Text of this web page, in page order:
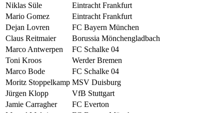
Niklas Süle
Eintracht Frankfurt
Mario Gomez
Eintracht Frankfurt
Dejan Lovren
FC Bayern München
Claus Reitmaier
Borussia Mönchengladbach
Marco Antwerpen
FC Schalke 04
Toni Kroos
Werder Bremen
Marco Bode
FC Schalke 04
Moritz Stoppelkamp MSV Duisburg
Jürgen Klopp
VfB Stuttgart
Jamie Carragher
FC Everton